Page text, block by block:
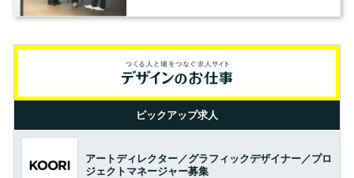
ピックアップ求人
アートディレクター／グラフィックデザイナー／プロ
ジェクトマネージャー募集